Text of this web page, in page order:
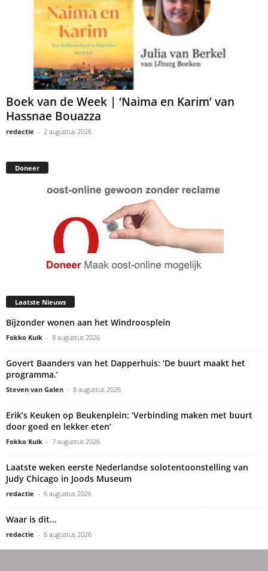
Boek van de Week | ‘Naima en Karim’ van
Hassnae Bouazza
redactie - 2 augustus 2026
Doneer
Laatste Nieuws
Bijzonder wonen aan het Windroosplein
Fokko Kuik - 8 augustus 2026
Govert Baanders van het Dapperhuis: ‘De buurt maakt het
programma.’
Steven van Galen - 8 augustus 2026
Erik’s Keuken op Beukenplein: ‘Verbinding maken met buurt
door goed en lekker eten’
Fokko Kuik - 7 augustus 2026
Laatste weken eerste Nederlandse solotentoonstelling van
Judy Chicago in Joods Museum
redactie - 6 augustus 2026
Waar is dit…
redactie - 6 augustus 2026